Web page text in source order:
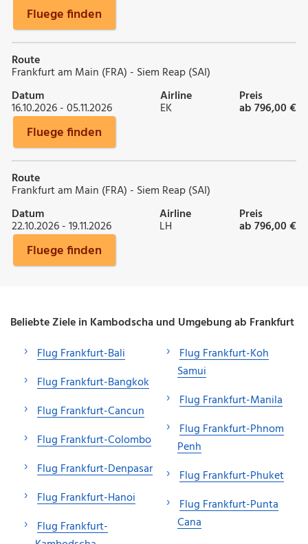
Fluege finden
Route
Frankfurt am Main (FRA) - Siem Reap (SAI)
Datum
16.10.2026 - 05.11.2026
Airline
EK
Preis
ab 796,00 €
Fluege finden
Route
Frankfurt am Main (FRA) - Siem Reap (SAI)
Datum
22.10.2026 - 19.11.2026
Airline
LH
Preis
ab 796,00 €
Fluege finden
Beliebte Ziele in Kambodscha und Umgebung ab Frankfurt
Flug Frankfurt-Bali
Flug Frankfurt-Bangkok
Flug Frankfurt-Cancun
Flug Frankfurt-Colombo
Flug Frankfurt-Denpasar
Flug Frankfurt-Hanoi
Flug Frankfurt-
Flug Frankfurt-Koh
Samui
Flug Frankfurt-Manila
Flug Frankfurt-Phnom
Penh
Flug Frankfurt-Phuket
Flug Frankfurt-Punta
Cana